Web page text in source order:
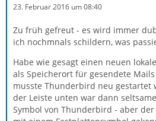
23. Februar 2016 um 08:40
Zu früh gefreut - es wird immer
ich nochmnals schildern, was
Habe wie gesagt einen neuen
als Speicherort für gesendete
musste Thunderbird neu gestartet
der Leiste unten war dann
Symbol von Thunderbird - aber